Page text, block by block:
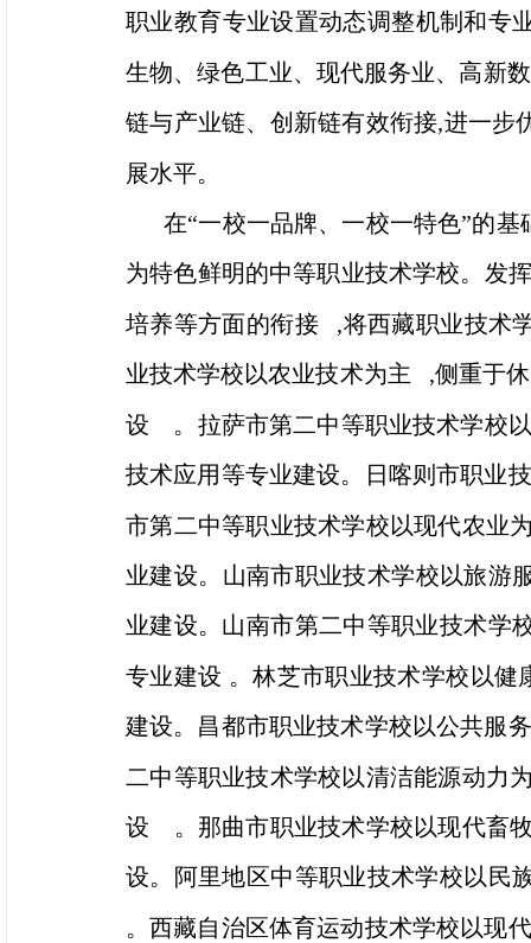
职业教育专业设置动态调整机制和专
生物、绿色工业、现代服务业、高新
链与产业链、创新链有效衔接,进一步
展水平。
在“一校一品牌、一校一特色”的
为特色鲜明的中等职业技术学校。发
培养等方面的衔接 ,将西藏职业技术
业技术学校以农业技术为主 ,侧重于
设 。拉萨市第二中等职业技术学校
技术应用等专业建设。日喀则市职业
市第二中等职业技术学校以现代农业
业建设。山南市职业技术学校以旅游
业建设。山南市第二中等职业技术学
专业建设 。林芝市职业技术学校以
建设。昌都市职业技术学校以公共服
二中等职业技术学校以清洁能源动力
设 。那曲市职业技术学校以现代畜
设。阿里地区中等职业技术学校以
。西藏自治区体育运动技术学校以现